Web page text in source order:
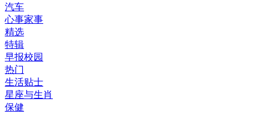
汽车
心事家事
精选
特辑
早报校园
热门
生活贴士
星座与生肖
保健